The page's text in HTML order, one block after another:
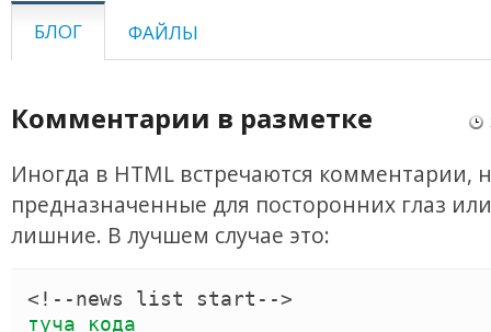
БЛОГ ФАЙЛЫ
Комментарии в разметке
Иногда в HTML встречаются комментарии,
предназначенные для посторонних глаз
лишние. В лучшем случае это:
<!--news list start -->